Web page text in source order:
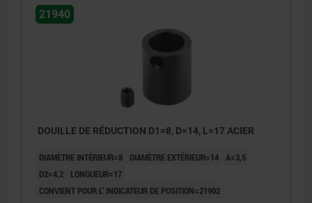
21940
DOUILLE DE RÉDUCTION D1=8, D=14, L=17 ACIER
DIAMÈTRE INTÉRIEUR=8 DIAMÈTRE EXTÉRIEUR=14 A=3,5
D2=4,2
LONGUEUR=17
CONVIENT POUR L’ INDICATEUR DE POSITION=21902